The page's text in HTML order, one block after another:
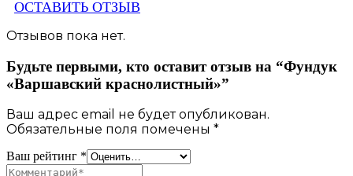
Отзывов пока нет.
Будьте первыми, кто оставит отзыв на “Фундук
«Варшавский краснолистный»”
Ваш адрес email не будет опубликован.
Обязательные поля помечены *
Ваш рейтинг *